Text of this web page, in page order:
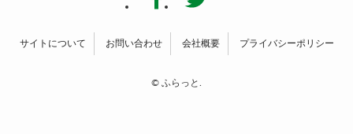
サイトについて お問い合わせ 会社概要 プライバシーポリシー
© ふらっと.